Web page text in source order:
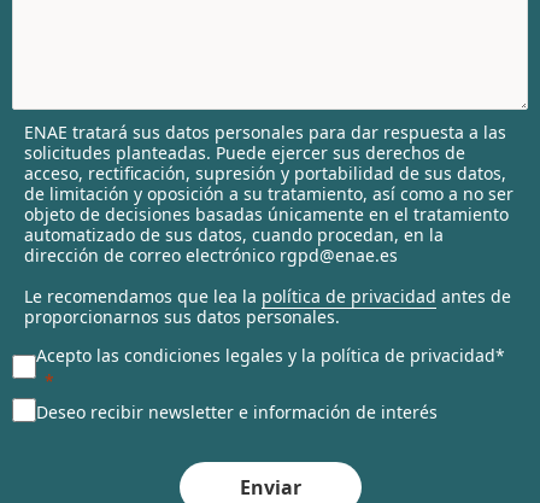
l
e
c
t
e
d
ENAE tratará sus datos personales para dar respuesta a las
solicitudes planteadas. Puede ejercer sus derechos de
acceso, rectificación, supresión y portabilidad de sus datos,
de limitación y oposición a su tratamiento, así como a no ser
objeto de decisiones basadas únicamente en el tratamiento
automatizado de sus datos, cuando procedan, en la
dirección de correo electrónico rgpd@enae.es
Le recomendamos que lea la política de privacidad antes de
proporcionarnos sus datos personales.
Acepto las condiciones legales y la política de privacidad*
Deseo recibir newsletter e información de interés
Enviar